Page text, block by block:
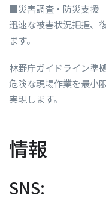
■災害調査・防災支援
迅速な被害状況把握、
ます。
林野庁ガイドライン準
危険な現場作業を最小
実現します。
情報
SNS: